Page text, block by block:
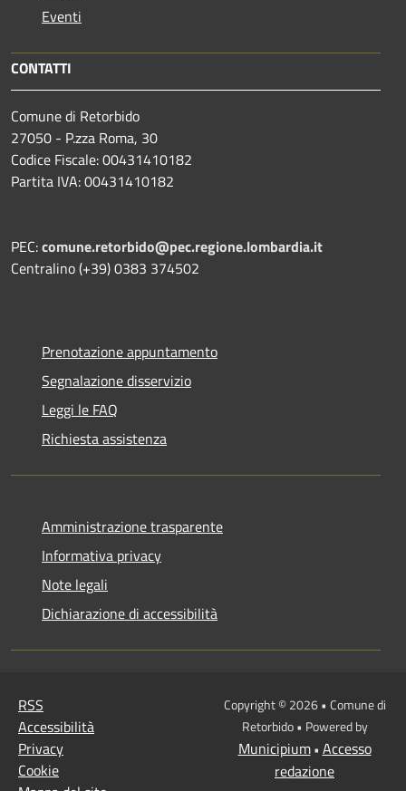
Eventi
CONTATTI
Comune di Retorbido
27050 - P.zza Roma, 30
Codice Fiscale: 00431410182
Partita IVA: 00431410182
PEC:comune.retorbido@pec.regione.lombardia.it
Centralino (+39) 0383 374502
Prenotazione appuntamento
Segnalazione disservizio
Leggi le FAQ
Richiesta assistenza
Amministrazione trasparente
Informativa privacy
Note legali
Dichiarazione di accessibilità
RSS
Accessibilità
Privacy
Cookie
Copyright © 2026 • Comune di
Retorbido • Powered by
Municipium• Accesso
redazione